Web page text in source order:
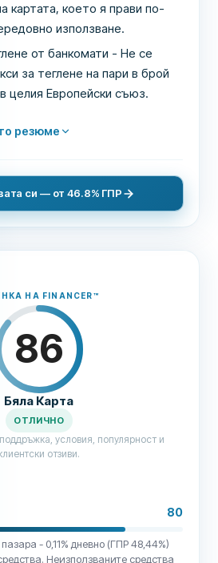
картата, което я прави по-
използване.
от банкомати - Не се
за теглене на пари в брой
целия Европейски съюз.
резюме
си — от 46.8% ГПР
НА FINANCER™
86
Бяла Карта
ОТЛИЧНО
условия, популярност и
отзиви.
80
- 0,11% дневно (ГПР 48,44%)
Неизползваните средства